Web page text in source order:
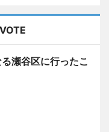
瀬谷区に行ったこ